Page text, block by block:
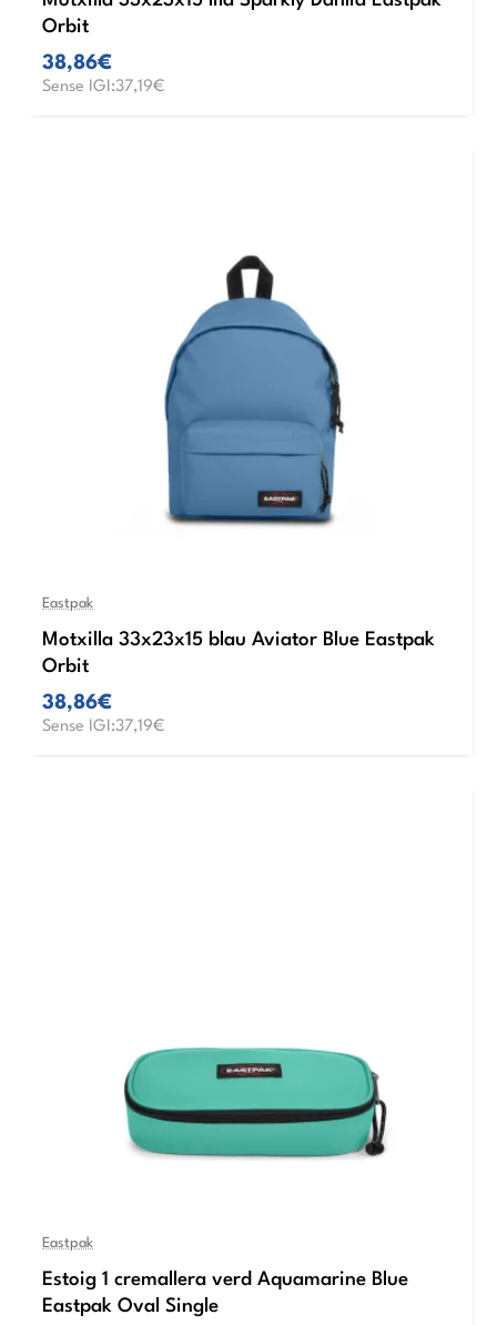
Orbit
38,86€
Sense IGI:37,19€
Eastpak
Motxilla 33x23x15 blau Aviator Blue Eastpak
Orbit
38,86€
Sense IGI:37,19€
Eastpak
Estoig 1 cremallera verd Aquamarine Blue
Eastpak Oval Single